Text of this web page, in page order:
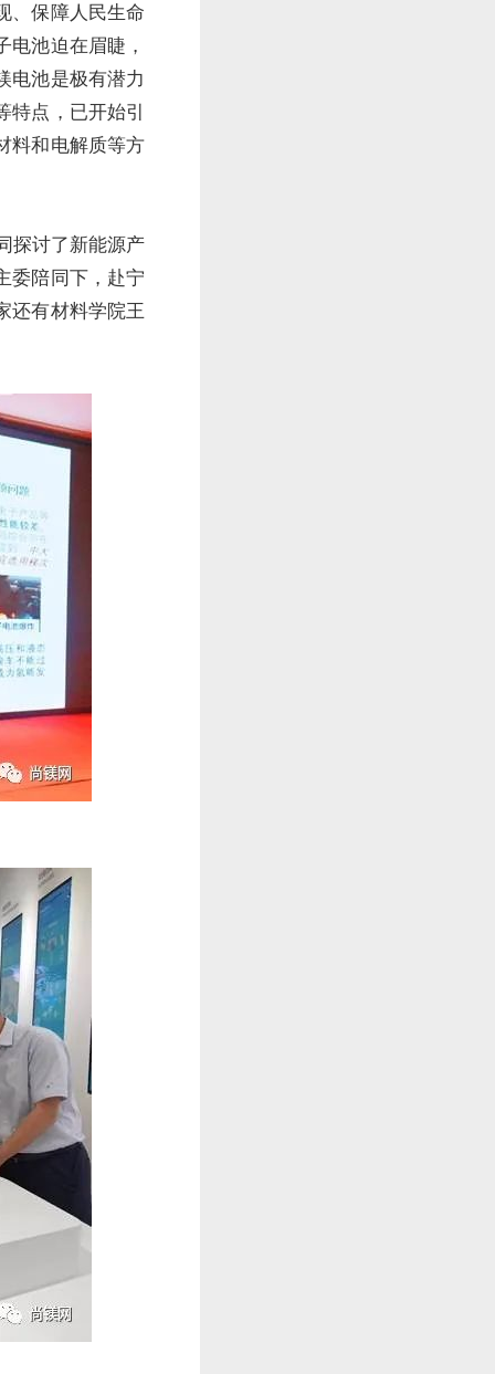
、保障人民生命
池迫在眉睫，
电池是极有潜力
点，已开始引
料和电解质等方
探讨了新能源产
委陪同下，赴宁
还有材料学院王